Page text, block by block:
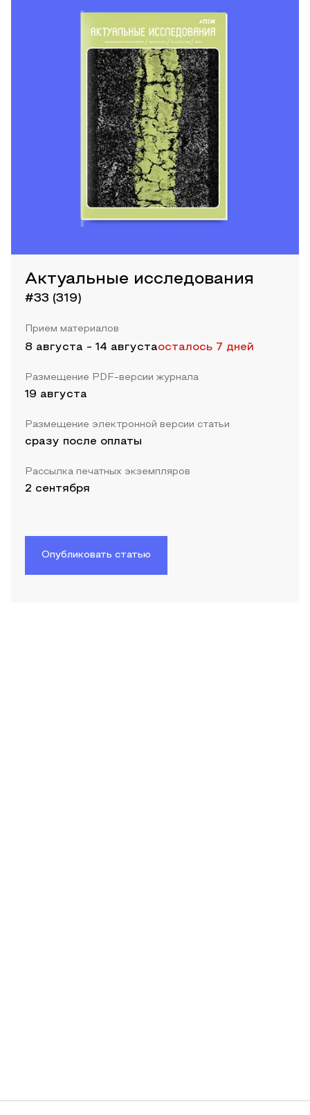
Актуальные исследования
#33 (319)
Прием материалов
8 августа - 14 августаосталось 7 дней
Размещение PDF-версии журнала
19 августа
Размещение электронной версии статьи
сразу после оплаты
Рассылка печатных экземпляров
2 сентября
Опубликовать статью